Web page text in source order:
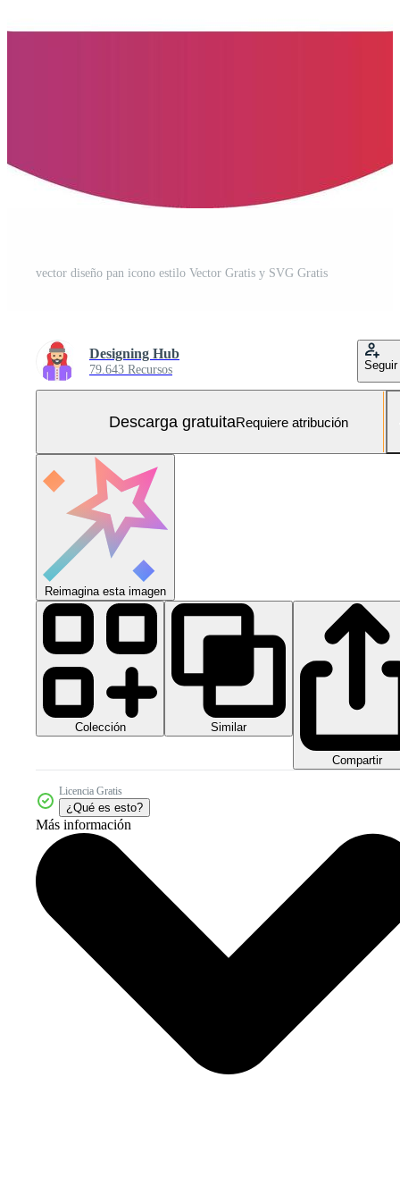
vector diseño pan icono estilo Vector Gratis y SVG Gratis
Designing Hub
79.643 Recursos Seguir
Descarga gratuitaRequiere atribución
Reimagina esta imagen
Colección Similar
Compartir
Licencia Gratis
¿Qué es esto?
Más información